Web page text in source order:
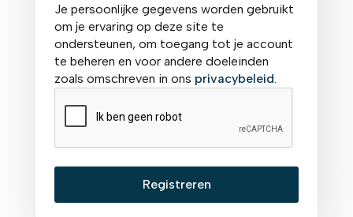
Je persoonlijke gegevens worden gebruikt
om je ervaring op deze site te
ondersteunen, om toegang tot je account
te beheren en voor andere doeleinden
zoals omschreven in ons privacybeleid
Registreren